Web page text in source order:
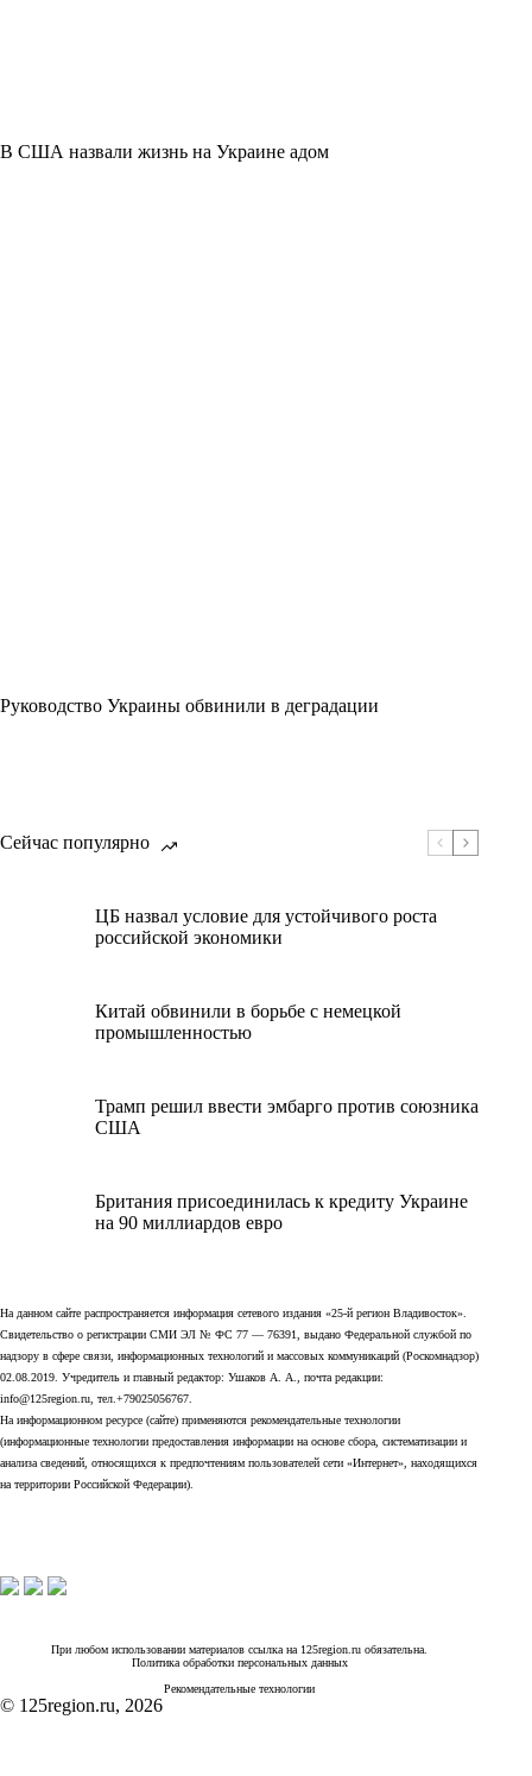
В США назвали жизнь на Украине адом
Руководство Украины обвинили в деградации
Сейчас популярно
ЦБ назвал условие для устойчивого роста
российской экономики
Китай обвинили в борьбе с немецкой
промышленностью
Трамп решил ввести эмбарго против союзника
США
Британия присоединилась к кредиту Украине
на 90 миллиардов евро
На данном сайте распространяется информация сетевого издания «25-й регион Владивосток».
Свидетельство о регистрации СМИ ЭЛ № ФС 77 — 76391, выдано Федеральной службой по
надзору в сфере связи, информационных технологий и массовых коммуникаций (Роскомнадзор)
02.08.2019. Учредитель и главный редактор: Ушаков А. А., почта редакции:
info@125region.ru, тел.+79025056767.
На информационном ресурсе (сайте) применяются рекомендательные технологии
(информационные технологии предоставления информации на основе сбора, систематизации и
анализа сведений, относящихся к предпочтениям пользователей сети «Интернет», находящихся
на территории Российской Федерации).
При любом использовании материалов ссылка на 125region.ru обязательна.
Политика обработки персональных данных
Рекомендательные технологии
© 125region.ru, 2026